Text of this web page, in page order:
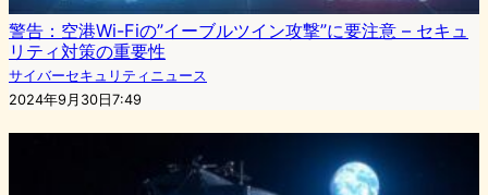
警告：空港Wi-Fiの”イーブルツイン攻撃”に要注意 – セキュ
リティ対策の重要性
サイバーセキュリティニュース
2024年9月30日7:49